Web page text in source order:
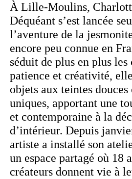
À Lille-​Moulins,
Déquéant s’est lancée
l’aventure de la
encore peu connue en
séduit de plus en plus les
patience et créa­ti­vité,
objets aux teintes
uniques, apportant une
et contem­po­raine à la
d’intérieur. Depuis
artiste a installé son
un espace partagé où 18
créateurs donnent vie à